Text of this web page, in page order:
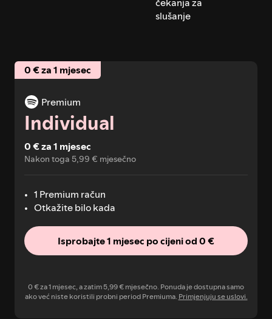
slušanje
0 € za 1 mjesec
Premium
Individual
0 € za 1 mjesec
Nakon toga 5,99 € mjesečno
1 Premium račun
Otkažite bilo kada
Isprobajte 1 mjesec po cijeni od 0 €
0 € za 1 mjesec, a zatim 5,99 € mjesečno. Ponuda je dostupna samo
ako već niste koristili probni period Premiuma. Primjenjuju se uslovi.